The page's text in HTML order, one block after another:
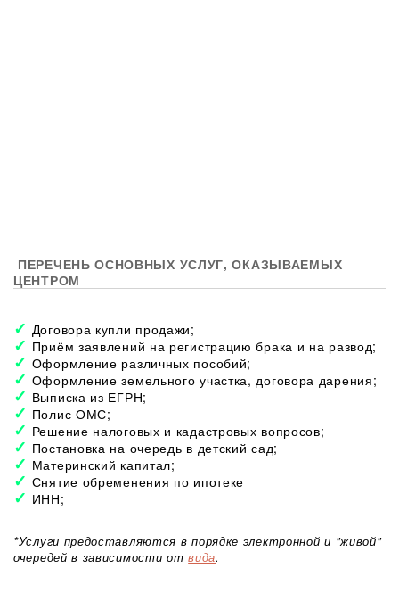
ПЕРЕЧЕНЬ ОСНОВНЫХ УСЛУГ, ОКАЗЫВАЕМЫХ
ЦЕНТРОМ
Договора купли продажи;
Приём заявлений на регистрацию брака и на развод;
Оформление различных пособий;
Оформление земельного участка, договора дарения;
Выписка из ЕГРН;
Полис ОМС;
Решение налоговых и кадастровых вопросов;
Постановка на очередь в детский сад;
Материнский капитал;
Снятие обременения по ипотеке
ИНН;
*Услуги предоставляются в порядке электронной и "живой"
очередей в зависимости отвида.